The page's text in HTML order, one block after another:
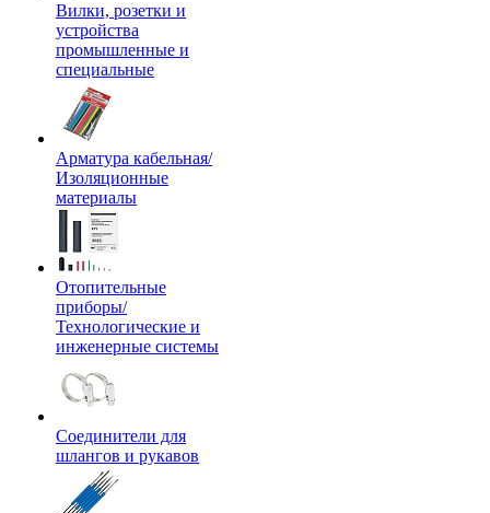
Вилки, розетки и
устройства
промышленные и
специальные
Арматура кабельная/
Изоляционные
материалы
Отопительные
приборы/
Технологические и
инженерные системы
Соединители для
шлангов и рукавов